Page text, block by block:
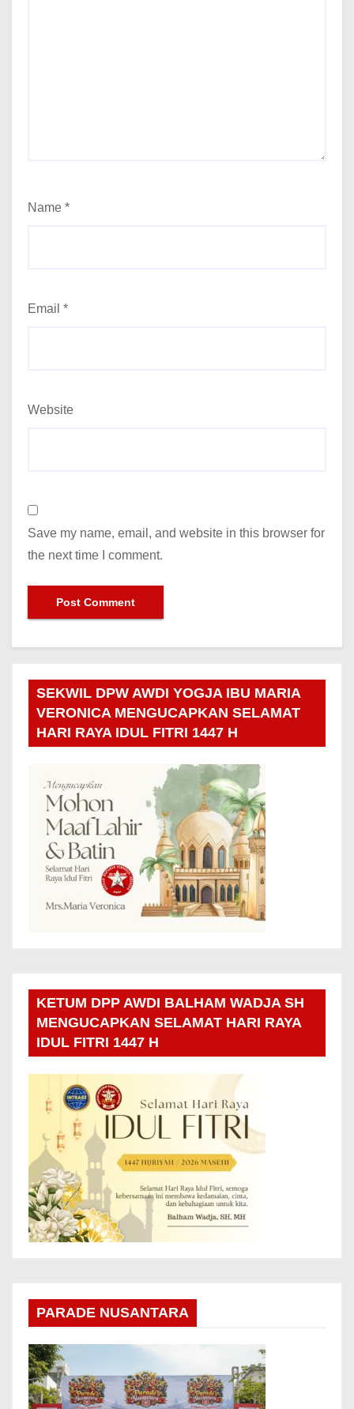
Name *
Email *
Website
Save my name, email, and website in this browser for
the next time I comment.
SEKWIL DPW AWDI YOGJA IBU MARIA
VERONICA MENGUCAPKAN SELAMAT
HARI RAYA IDUL FITRI 1447 H
KETUM DPP AWDI BALHAM WADJA SH
MENGUCAPKAN SELAMAT HARI RAYA
IDUL FITRI 1447 H
PARADE NUSANTARA